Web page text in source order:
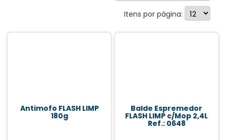
Desodorizantes (1)
Itens por página:
Antimofo FLASH LIMP
180g
Balde Espremedor
FLASH LIMP c/Mop 2,4L
Ref.: 0648